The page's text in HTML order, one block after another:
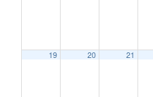
19 20 21